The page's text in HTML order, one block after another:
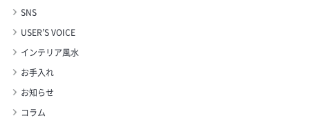
SNS
USER’S VOICE
インテリア風水
お手入れ
お知らせ
コラム